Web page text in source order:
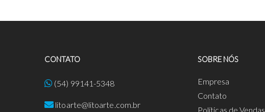
CONTATO
(54) 99141-5348
litoarte@litoarte.com.br
SOBRE NÓS
Empresa
Contato
Políticas de Vendas